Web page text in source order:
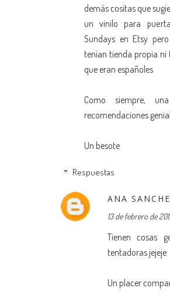
demás cositas que
un vinilo para
Sundays en Etsy
tenían tienda propia ni
que eran españoles
Como siempre,
recomendaciones
Un besote
Respuestas
ANA
13 de febrero de
Tienen cosas
tentadoras jejeje
Un placer